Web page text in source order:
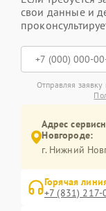
свои данные и
Отправляя заявку
Адрес
Новгороде:
г. Нижний
Горячая
+7 (831) 217-